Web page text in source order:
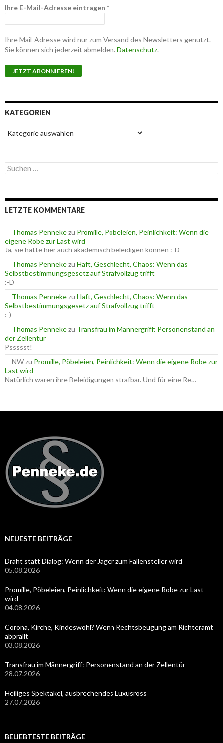
Ihre E-Mail-Adresse eintragen *
Ihre Mail-Adresse wird nur zum Versand des Newsletters genutzt.
Sie können sich jederzeit abmelden. Datenschutz.
KATEGORIEN
K
a
g
o
n
S
u
e
n
c
h
:
LETZTE KOMMENTARE
Thomas Pennekezu Promille, Pöbeleien, Peinlichkeit: Wenn die
eigene Robe zur Last wird
Ja, sie hätte hier auch akademisch beleidigen können :-D
Thomas Pennekezu Haft, Geschlecht, Chaos: Wenn das
Selbstbestimmungsgesetz auf Strafvollzug trifft
:-D
Thomas Pennekezu Haft, Geschlecht, Chaos: Wenn das
Selbstbestimmungsgesetz auf Strafvollzug trifft
:-)
Thomas Pennekezu Transfrau im Männergriff: Personenstand an
der Zellentür
Pssssst!
NWzu Promille, Pöbeleien, Peinlichkeit: Wenn die eigene Robe zur
Last wird
Natürlich waren ihre Beleidigungen strafbar. Und für eine Re…
NEUESTE BEITRÄGE
Draht statt Dialog: Wenn der Jäger zum Fallensteller wird
05.08.2026
Promille, Pöbeleien, Peinlichkeit: Wenn die eigene Robe zur Last
wird
04.08.2026
Corona, Kirche, Kindeswohl? Wenn Rechtsbeugung am Richteramt
abprallt
03.08.2026
Transfrau im Männergriff: Personenstand an der Zellentür
28.07.2026
Heiliges Spektakel, ausbrechendes Luxusross
27.07.2026
BELIEBTESTE BEITRÄGE